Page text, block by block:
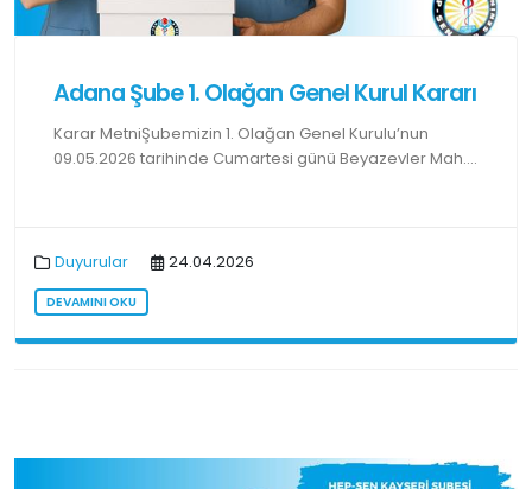
Adana Şube 1. Olağan Genel Kurul Kararı
Karar MetniŞubemizin 1. Olağan Genel Kurulu’nun
09.05.2026 tarihinde Cumartesi günü Beyazevler Mah....
Duyurular 24.04.2026
DEVAMINI OKU